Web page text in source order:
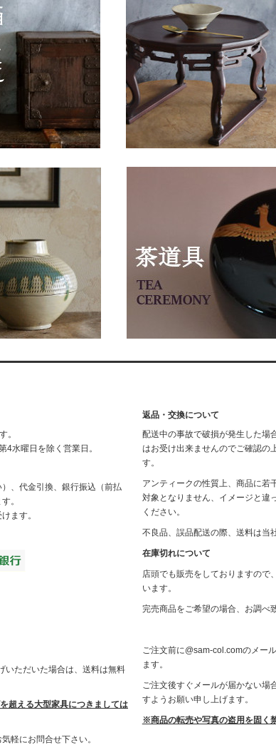
。
4水曜日を除く営業日。
、代金引換、銀行振込（前払
。
ます。
ただいた場合は、送料は無料
超える大型家具につきましては
軽にお問合せ下さい。
返品・交換について
配送中の事故で破損が発生した場
はお受け出来ませんのでご確認の
す。
アンティークの性質上、商品に若
対象となりません、イメージと違
ください。
不良品、誤品配送の際、送料は当
在庫切れについて
店頭でも販売をしておりますので
います。
完売商品をご希望の場合、お調べ
ご注文前に@sam-col.comのメー
ます。
ご注文後すぐメールが届かない場
すようお願い申し上げます。
※商品の転売や写真の盗用を固く